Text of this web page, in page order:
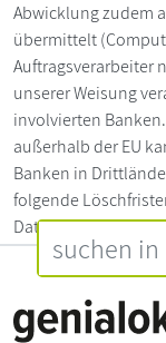
Abwicklung zudem
übermittelt
Auftragsverarbeiter
unserer Weisung
involvierten
außerhalb der EU
Banken in
folgende
Datenbank und
Computop
Aufbewahrung von